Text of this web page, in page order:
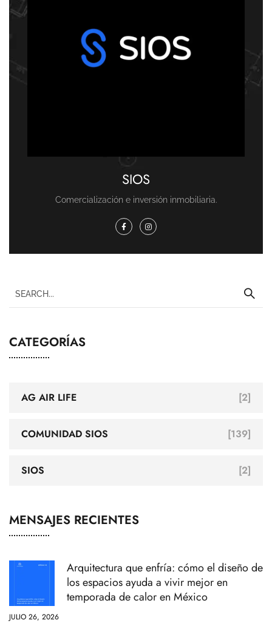
SIOS
Comercialización e inversión inmobiliaria.
CATEGORÍAS
AG AIR LIFE [2]
COMUNIDAD SIOS [139]
SIOS [2]
MENSAJES RECIENTES
Arquitectura que enfría: cómo el diseño de
los espacios ayuda a vivir mejor en
temporada de calor en México
JULIO 26, 2026